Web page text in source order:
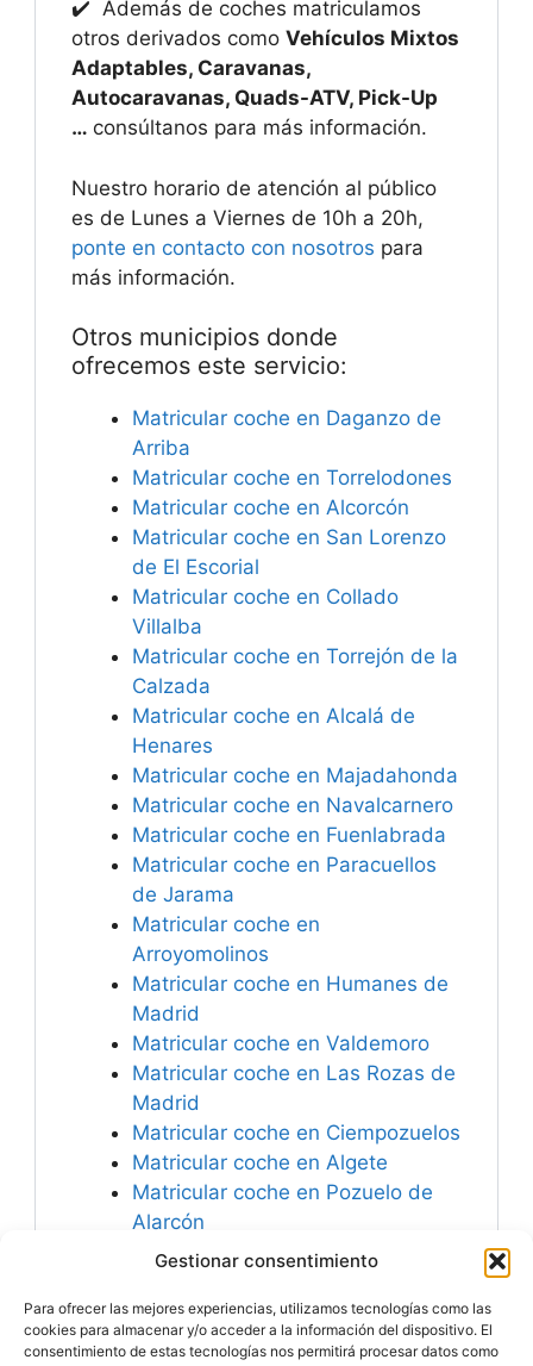
Gestionar consentimiento
Para ofrecer las mejores experiencias, utilizamos tecnologías como las
cookies para almacenar y/o acceder a la información del dispositivo. El
consentimiento de estas tecnologías nos permitirá procesar datos como
✔️ Además de coches matriculamos
otros derivados como Vehículos Mixtos
Adaptables, Caravanas,
Autocaravanas, Quads-ATV, Pick-Up
… consúltanos para más información.
Nuestro horario de atención al público
es de Lunes a Viernes de 10h a 20h,
ponte en contacto con nosotros para
más información.
Otros municipios donde
ofrecemos este servicio:
Matricular coche en Daganzo de
Arriba
Matricular coche en Torrelodones
Matricular coche en Alcorcón
Matricular coche en San Lorenzo
de El Escorial
Matricular coche en Collado
Villalba
Matricular coche en Torrejón de la
Calzada
Matricular coche en Alcalá de
Henares
Matricular coche en Majadahonda
Matricular coche en Navalcarnero
Matricular coche en Fuenlabrada
Matricular coche en Paracuellos
de Jarama
Matricular coche en
Arroyomolinos
Matricular coche en Humanes de
Madrid
Matricular coche en Valdemoro
Matricular coche en Las Rozas de
Madrid
Matricular coche en Ciempozuelos
Matricular coche en Algete
Matricular coche en Pozuelo de
Alarcón
Matricular coche en San Martín de
Matricular coche en Móstoles